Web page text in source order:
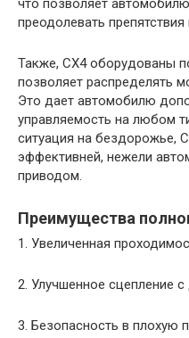
что позволяет
преодолевать препятствия
Также, СХ4 оборудованы
позволяет распределять
Это дает автомобилю
управляемость на любом
ситуация на бездорожье,
эффективней, нежели
приводом.
Преимущества
1. Увеличенная
2. Улучшенное сцепление с
3. Безопасность в плохую